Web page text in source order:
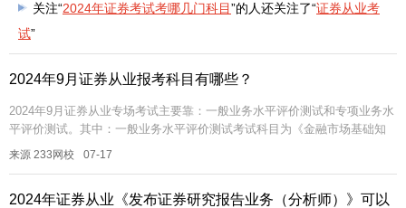
关注“2024年证券考试考哪几门科目”的人还关注了“证券从业考
试”
2024年9月证券从业报考科目有哪些？
2024年9月证券从业专场考试主要靠：一般业务水平评价测试和专项业务水
平评价测试。其中：一般业务水平评价测试考试科目为《金融市场基础知
识》《证券市场基本法律法规》，两科为必考科目；专项业务水平评价测
来源 233网校 07-17
2024年证券从业《发布证券研究报告业务（分析师）》可以